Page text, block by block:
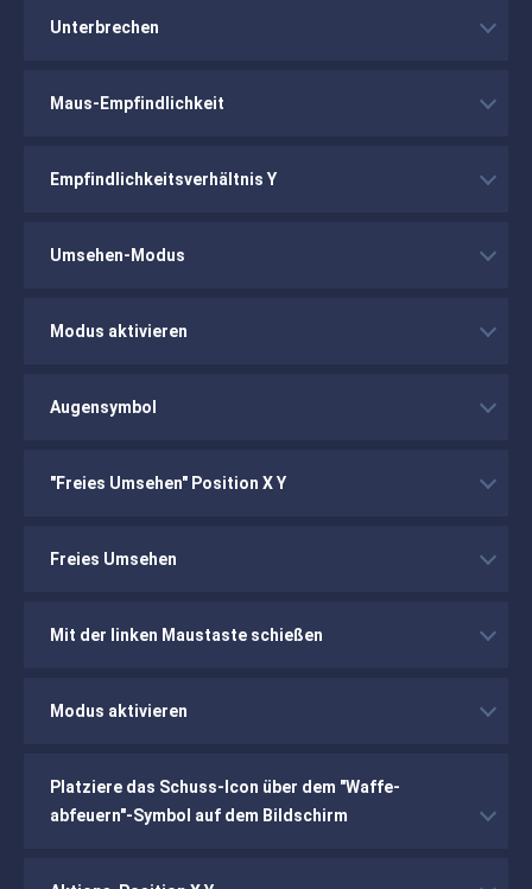
Unterbrechen
Maus-Empfindlichkeit
Empfindlichkeitsverhältnis Y
Umsehen-Modus
Modus aktivieren
Augensymbol
"Freies Umsehen" Position X Y
Freies Umsehen
Mit der linken Maustaste schießen
Modus aktivieren
Platziere das Schuss-Icon über dem "Waffe-
abfeuern"-Symbol auf dem Bildschirm